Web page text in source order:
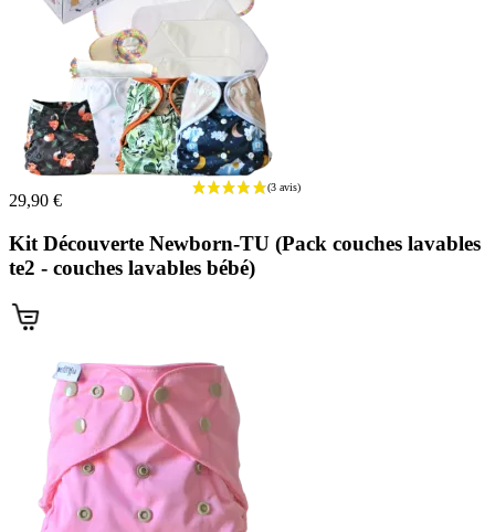
29,90 €
Kit Découverte Newborn-TU (Pack couches lavables
te2 - couches lavables bébé)